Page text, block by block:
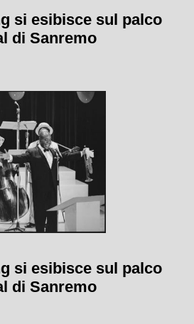
si esibisce sul palco
di Sanremo
si esibisce sul palco
di Sanremo